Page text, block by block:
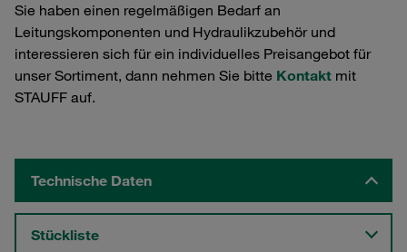
Sie haben einen regelmäßigen Bedarf an
Leitungskomponenten und Hydraulikzubehör und
interessieren sich für ein individuelles Preisangebot für
unser Sortiment, dann nehmen Sie bitte Kontakt mit
STAUFF auf.
Technische Daten
Stückliste